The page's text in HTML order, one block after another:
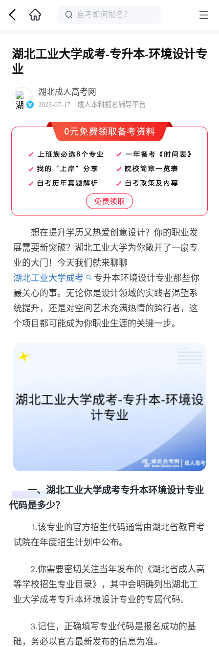
湖北工业大学成考-专升本-环境设计专
业
湖北成人高考网
2025-07-17 成人本科报名辅导平台
想在提升学历又热爱创意设计？你的职业发
展需要新突破？湖北工业大学为你敞开了一扇专
业的大门！今天我们就来聊聊
湖北工业大学成考
专升本环境设计专业那些你
最关心的事。无论你是设计领域的实践者渴望系
统提升，还是对空间艺术充满热情的跨行者，这
个项目都可能成为你职业生涯的关键一步。
一、湖北工业大学成考专升本环境设计专业
代码是多少？
1.该专业的官方招生代码通常由湖北省教育考
试院在年度招生计划中公布。
2.你需要密切关注当年发布的《湖北省成人高
等学校招生专业目录》，其中会明确列出湖北工
业大学成考专升本环境设计专业的专属代码。
3.记住，正确填写专业代码是报名成功的基
础，务必以官方最新发布的信息为准。